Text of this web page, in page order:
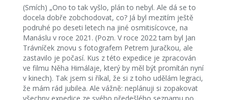
(Smích) „Ono to tak vyšlo, plán to nebyl. Ale dá se to
docela dobře zobchodovat, co? Já byl mezitím ještě
podruhé po deseti letech na jiné osmitisícovce, na
Manáslu v roce 2021. (Pozn. V roce 2022 tam byl Jan
Trávníček znovu s fotografem Petrem Juračkou, ale
zastavilo je počasí. Kus z této expedice je zpracován
ve filmu Něha Himálaje, který by měl být promítán nyní
v kinech). Tak jsem si říkal, že si z toho udělám legraci,
že mám rád jubilea. Ale vážně: neplánuji si zopakovat